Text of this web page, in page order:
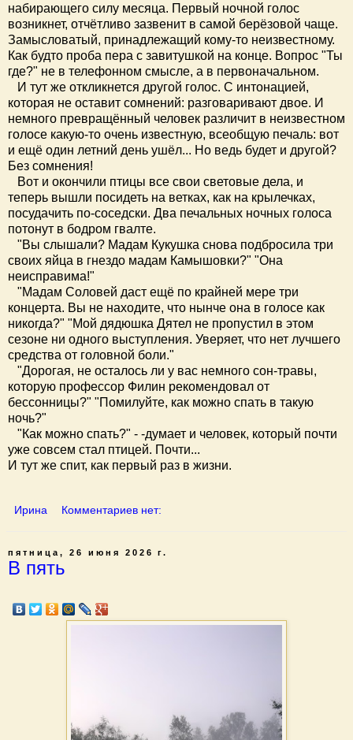
набирающего силу месяца. Первый ночной голос
возникнет, отчётливо зазвенит в самой берёзовой чаще.
Замысловатый, принадлежащий кому-то неизвестному.
Как будто проба пера с завитушкой на конце. Вопрос "Ты
где?" не в телефонном смысле, а в первоначальном.
И тут же откликнется другой голос. С интонацией,
которая не оставит сомнений: разговаривают двое. И
немного превращённый человек различит в неизвестном
голосе какую-то очень известную, всеобщую печаль: вот
и ещё один летний день ушёл... Но ведь будет и другой?
Без сомнения!
Вот и окончили птицы все свои световые дела, и
теперь вышли посидеть на ветках, как на крылечках,
посудачить по-соседски. Два печальных ночных голоса
потонут в бодром гвалте.
"Вы слышали? Мадам Кукушка снова подбросила три
своих яйца в гнездо мадам Камышовки?" "Она
неисправима!"
"Мадам Соловей даст ещё по крайней мере три
концерта. Вы не находите, что нынче она в голосе как
никогда?" "Мой дядюшка Дятел не пропустил в этом
сезоне ни одного выступления. Уверяет, что нет лучшего
средства от головной боли."
"Дорогая, не осталось ли у вас немного сон-травы,
которую профессор Филин рекомендовал от
бессонницы?" "Помилуйте, как можно спать в такую
ночь?"
"Как можно спать?" - -думает и человек, который почти
уже совсем стал птицей. Почти...
И тут же спит, как первый раз в жизни.
Ирина Комментариев нет:
пятница, 26 июня 2026 г.
В пять